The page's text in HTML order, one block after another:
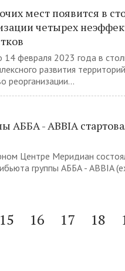
мест появится в
четырех
14 февраля 2023 года в
развития территорий
реорганизации...
АББА - ABBIA
Центре Меридиан
группы АББА - ABBIA
15 16 17 18